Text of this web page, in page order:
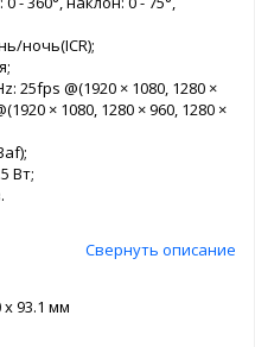
ночь(ICR);
25fps @(1920 × 1080, 1280 ×
× 1080, 1280 × 960, 1280 ×
Вт;
Свернуть описание
93.1 мм